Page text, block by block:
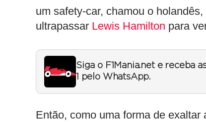
um safety-car, chamou o
ultrapassar Lewis Hamilton para
Siga o F1Mania.net e receba
1 pelo WhatsApp.
Então, como uma forma de